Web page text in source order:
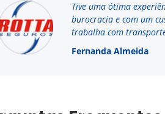
Tive uma ótima
burocracia e com um
trabalha com
Fernanda Almeida